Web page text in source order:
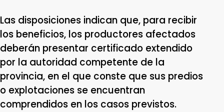
Las disposiciones indican que, para recibir
los beneficios, los productores afectados
deberán presentar certificado extendido
por la autoridad competente de la
provincia, en el que conste que sus predios
o explotaciones se encuentran
comprendidos en los casos previstos.